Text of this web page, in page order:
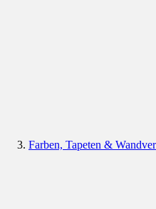
Farben, Tapeten &